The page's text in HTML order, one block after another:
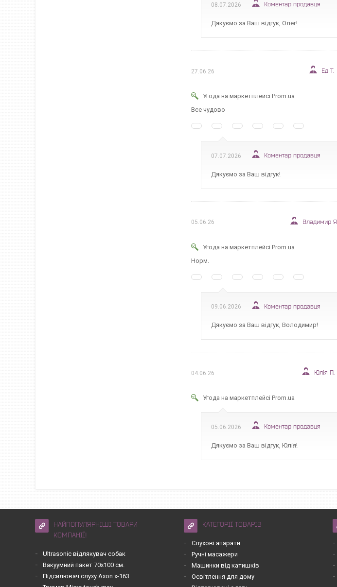
08.07.2026 Коментар продавця
Дякуємо за Ваш відгук, Олег!
27.06.26 Ед Т.
Угода на маркетплейсі Prom.ua
Все чудово
07.07.2026 Коментар продавця
Дякуємо за Ваш відгук!
05.06.26 Владимир Я.
Угода на маркетплейсі Prom.ua
Норм.
09.06.2026 Коментар продавця
Дякуємо за Ваш відгук, Володимир!
04.06.26 Юлія П.
Угода на маркетплейсі Prom.ua
05.06.2026 Коментар продавця
Дякуємо за Ваш відгук, Юлія!
НАЙПОПУЛЯРНІШІ ТОВАРИ
КОМПАНІЇ!
Ultrasonic відлякувач собак
Вакуумний пакет 70х100 см.
Підсилювач слуху Axon x-163
КАТЕГОРІЇ ТОВАРІВ
Слухові апарати
Ручні масажери
Машинки від катишків
Освітлення для дому